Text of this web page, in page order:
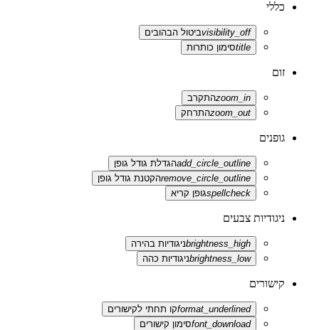
כללי
visibility_offביטול הבהובים
titleסימון כותרות
זום
zoom_inהתקרב
zoom_outהתרחק
גופנים
add_circle_outlineהגדלת גודל גופן
remove_circle_outlineהקטנת גודל גופן
spellcheckגופן קריא
ניגודיות צבעים
brightness_highניגודיות בהירה
brightness_lowניגודיות כהה
קישורים
format_underlinedקו תחתי לקישורים
font_downloadסימון קישורים